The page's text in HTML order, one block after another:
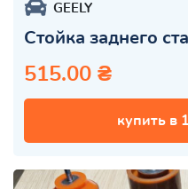
GEELY
Стойка заднего
515.00 ₴
купить в